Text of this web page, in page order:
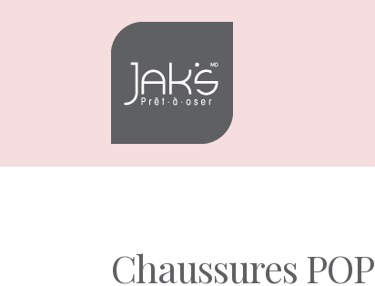
Aller
à
navigation
Aller
au
Chaussures POP